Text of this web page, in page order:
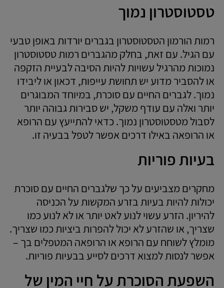
טסטוסטרון נמוך
רמות הורמון הטסטוסטרון בגברים יורדות באופן טבעי
עם הגיל. עם זאת, בחלק מהגברים רמות טסטוסטרון
נמוכות מהרגיל עשויות להיות הסיבה לבעיית הזקפה
או להסביר מדוע יש תחושת עייפות, דכאון או ליבידו
נמוך. לגברים החיים עם סוכרת, במיוחד המבוגרים
יותר ואלה עם עודף משקל, יש סבירות גבוהה יותר
לסבול מטסטוסטרון נמוך. כדאי להתייעץ עם הרופא
או הרופאה באילו דרכים אפשר לטפל בבעיה זו.
בעיות פוריות
מחקרים מצביעים על כך שלגברים החיים עם סוכרת
יכולות להיות בעיות בזרע המקשות על הכניסה
להיריון. הזרע עשוי לנוע לאט יותר או לא לנוע כמו
שצריך, או שהזרע לא יכול להפרות ביציות כמו שצריך.
מומלץ לשוחח עם הרופא או הרופאה המטפלים בך –
אפשר לנסות למצוא דרכים לסייע בבעיות פוריות.
השפעת הסוכרת על חיי המין של